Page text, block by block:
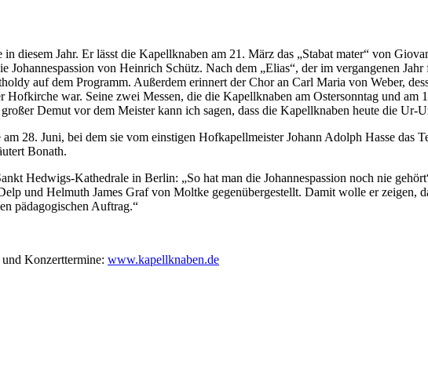
diesem Jahr. Er lässt die Kapellknaben am 21. März das „Stabat mater“ von
von Heinrich Schütz. Nach dem „Elias“, der im vergangenen Jahr
auf dem Programm. Außerdem erinnert der Chor an Carl Maria von Weber,
war. Seine zwei Messen, die die Kapellknaben am Ostersonntag und am
Demut vor dem Meister kann ich sagen, dass die Kapellknaben heute die Ur-
28. Juni, bei dem sie vom einstigen Hofkapellmeister Johann Adolph Hasse das
Bonath.
Hedwigs-Kathedrale in Berlin: „So hat man die Johannespassion noch nie
und Helmuth James Graf von Moltke gegenübergestellt. Damit wolle er zeigen,
pädagogischen Auftrag.“
Konzerttermine: www.kapellknaben.de